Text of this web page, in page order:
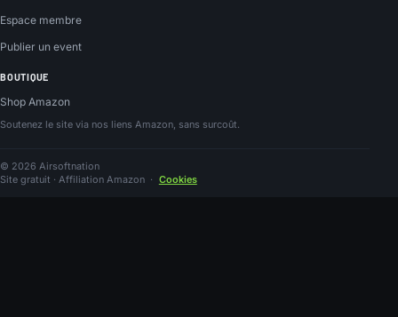
Espace membre
Publier un event
BOUTIQUE
Shop Amazon
Soutenez le site via nos liens Amazon, sans surcoût.
© 2026 Airsoftnation
Site gratuit · Affiliation Amazon · Cookies